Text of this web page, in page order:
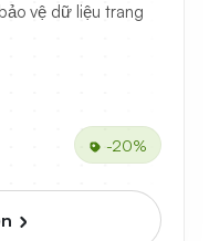
vệ dữ liệu trang
-20%